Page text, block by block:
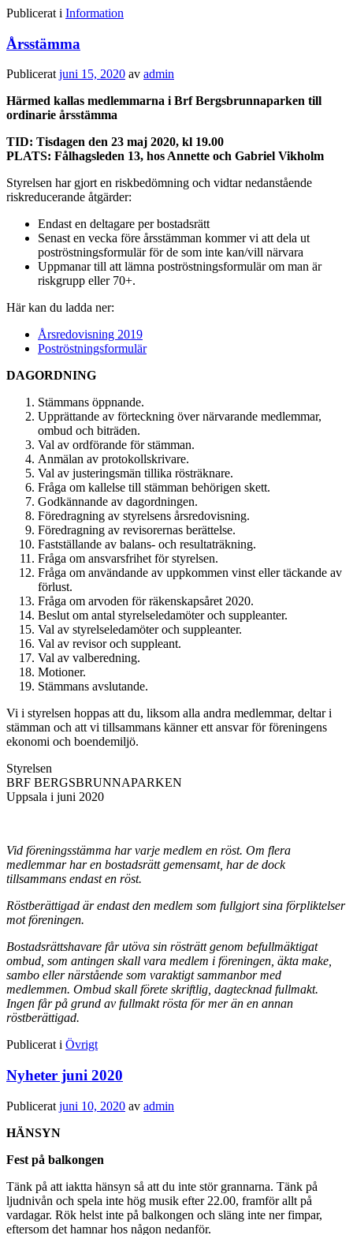
Publicerat i Information
Årsstämma
Publicerat juni 15, 2020 av admin
Härmed kallas medlemmarna i Brf Bergsbrunnaparken till
ordinarie årsstämma
TID: Tisdagen den 23 maj 2020, kl 19.00
PLATS: Fålhagsleden 13, hos Annette och Gabriel Vikholm
Styrelsen har gjort en riskbedömning och vidtar nedanstående
riskreducerande åtgärder:
Endast en deltagare per bostadsrätt
Senast en vecka före årsstämman kommer vi att dela ut
poströstningsformulär för de som inte kan/vill närvara
Uppmanar till att lämna poströstningsformulär om man är
riskgrupp eller 70+.
Här kan du ladda ner:
Årsredovisning 2019
Poströstningsformulär
DAGORDNING
Stämmans öppnande.
Upprättande av förteckning över närvarande medlemmar,
ombud och biträden.
Val av ordförande för stämman.
Anmälan av protokollskrivare.
Val av justeringsmän tillika rösträknare.
Fråga om kallelse till stämman behörigen skett.
Godkännande av dagordningen.
Föredragning av styrelsens årsredovisning.
Föredragning av revisorernas berättelse.
Fastställande av balans- och resultaträkning.
Fråga om ansvarsfrihet för styrelsen.
Fråga om användande av uppkommen vinst eller täckande av
förlust.
Fråga om arvoden för räkenskapsåret 2020.
Beslut om antal styrelseledamöter och suppleanter.
Val av styrelseledamöter och suppleanter.
Val av revisor och suppleant.
Val av valberedning.
Motioner.
Stämmans avslutande.
Vi i styrelsen hoppas att du, liksom alla andra medlemmar, deltar i
stämman och att vi tillsammans känner ett ansvar för föreningens
ekonomi och boendemiljö.
Styrelsen
BRF BERGSBRUNNAPARKEN
Uppsala i juni 2020
Vid föreningsstämma har varje medlem en röst. Om flera
medlemmar har en bostadsrätt gemensamt, har de dock
tillsammans endast en röst.
Röstberättigad är endast den medlem som fullgjort sina förpliktelser
mot föreningen.
Bostadsrättshavare får utöva sin rösträtt genom befullmäktigat
ombud, som antingen skall vara medlem i föreningen, äkta make,
sambo eller närstående som varaktigt sammanbor med
medlemmen. Ombud skall förete skriftlig, dagtecknad fullmakt.
Ingen får på grund av fullmakt rösta för mer än en annan
röstberättigad.
Publicerat i Övrigt
Nyheter juni 2020
Publicerat juni 10, 2020 av admin
HÄNSYN
Fest på balkongen
Tänk på att iaktta hänsyn så att du inte stör grannarna. Tänk på
ljudnivån och spela inte hög musik efter 22.00, framför allt på
vardagar. Rök helst inte på balkongen och släng inte ner fimpar,
eftersom det hamnar hos någon nedanför.